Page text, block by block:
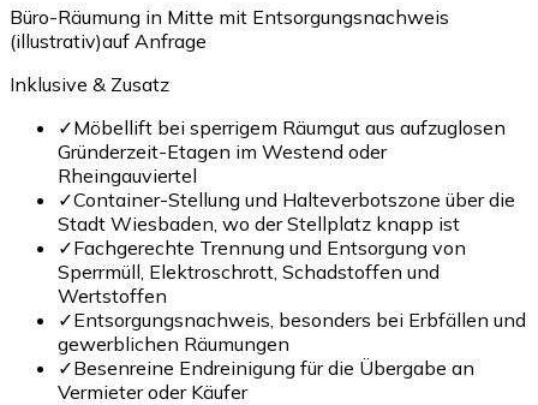
Büro-Räumung in Mitte mit Entsorgungsnachweis
(illustrativ)auf Anfrage
Inklusive & Zusatz
✓Möbellift bei sperrigem Räumgut aus aufzuglosen
Gründerzeit-Etagen im Westend oder
Rheingauviertel
✓Container-Stellung und Halteverbotszone über die
Stadt Wiesbaden, wo der Stellplatz knapp ist
✓Fachgerechte Trennung und Entsorgung von
Sperrmüll, Elektroschrott, Schadstoffen und
Wertstoffen
✓Entsorgungsnachweis, besonders bei Erbfällen und
gewerblichen Räumungen
✓Besenreine Endreinigung für die Übergabe an
Vermieter oder Käufer